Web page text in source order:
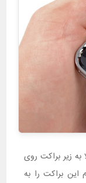
به زیر براکت روی
خیلی آرام این براکت را به